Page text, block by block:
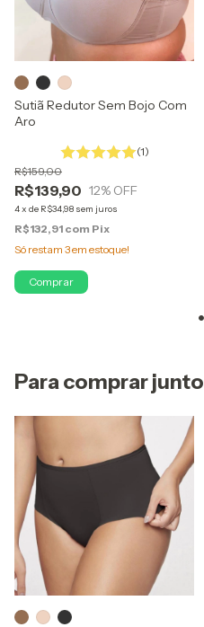
Sutiã Redutor Sem Bojo Com
Aro
(1)
R$139,90
R$159,00
12% OFF
4x de R$34,98 sem juros
R$132,91 com Pix
Só restam 3em estoque!
Comprar
Para comprar junto